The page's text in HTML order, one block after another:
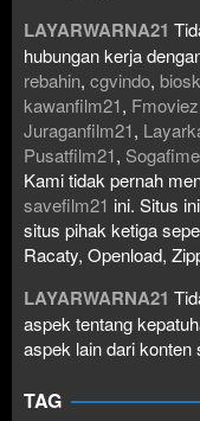
LAYARWARNA21
hubungan kerja
rebahin, cgvindo,
kawanfilm21, Fmoviez
Juraganfilm21,
Pusatfilm21, Sogafime
Kami tidak pernah
savefilm21 ini. Situs
situs pihak ketiga
Racaty, Openload,
LAYARWARNA21
aspek tentang
aspek lain dari
TAG